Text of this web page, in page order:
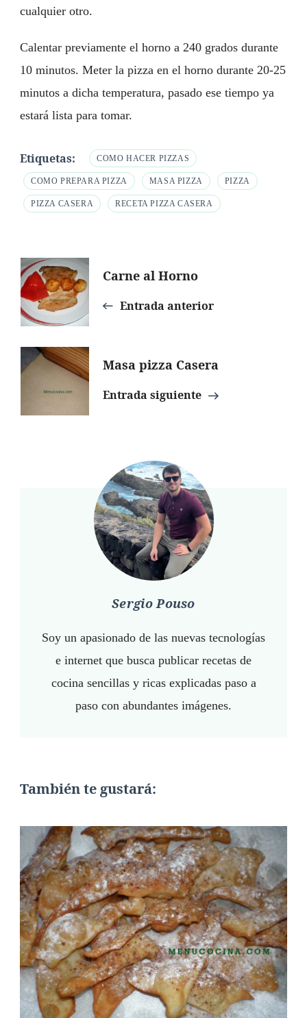
cualquier otro.
Calentar previamente el horno a 240 grados durante
10 minutos. Meter la pizza en el horno durante 20-25
minutos a dicha temperatura, pasado ese tiempo ya
estará lista para tomar.
Etiquetas: COMO HACER PIZZAS
COMO PREPARA PIZZA MASA PIZZA PIZZA
PIZZA CASERA RECETA PIZZA CASERA
Navegación
de
entradas
Carne al Horno
Entrada anterior
Masa pizza Casera
Entrada siguiente
Sergio Pouso
Soy un apasionado de las nuevas tecnologías
e internet que busca publicar recetas de
cocina sencillas y ricas explicadas paso a
paso con abundantes imágenes.
También te gustará: